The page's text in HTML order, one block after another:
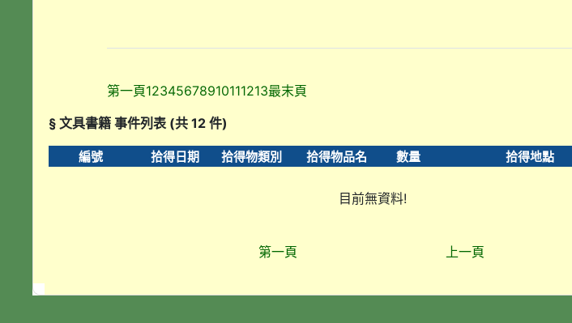
第一頁12345678910111213最末頁
§ 文具書籍 事件列表 (共 12 件)
編號 拾得日期 拾得物類別 拾得物品名 數量 拾得地點
目前無資料!
第一頁 上一頁